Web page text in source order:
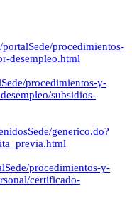
portalSede/procedimientos-
desempleo.html
procedimientos-y-
subsidios-
generico.do?
procedimientos-y-
certificado-